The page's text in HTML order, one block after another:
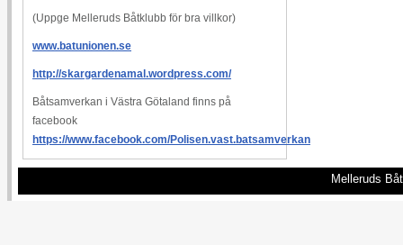
(Uppge Melleruds Båtklubb för bra villkor)
www.batunionen.se
http://skargardenamal.wordpress.com/
Båtsamverkan i Västra Götaland finns på
facebook
https://www.facebook.com/Polisen.vast.batsamverkan
Melleruds